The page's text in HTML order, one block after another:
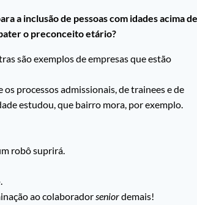
a inclusão de pessoas com idades acima de
o preconceito etário?
são exemplos de empresas que estão
processos admissionais, de trainees e de
estudou, que bairro mora, por exemplo.
robô suprirá.
ao colaboradorseniordemais!